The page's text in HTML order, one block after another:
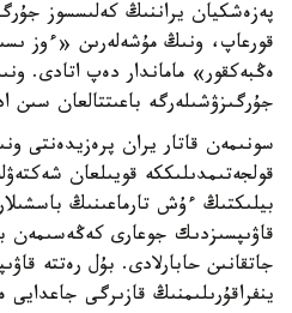
پەزەشكيان يراننىڭ كەلىسسوز
قورعاپ، ونىڭ مۇشەلەرىن «ءوز
ەڭبەكقور» ماماندار دەپ اتادى.
جۇرگىزۋشىلەرگە باعىتتالعان سىن
سونىمەن قاتار يران پرەزيدەنتى
قولجەتىمدىلىككە قويىلعان
بيلىكتىڭ ءۇش تارماعىنىڭ
قاۋىپسىزدىك جوعارى
جاتقانىن حابارلادى. بۇل رەتتە
ينفراقۇرىلىمنىڭ قازىرگى